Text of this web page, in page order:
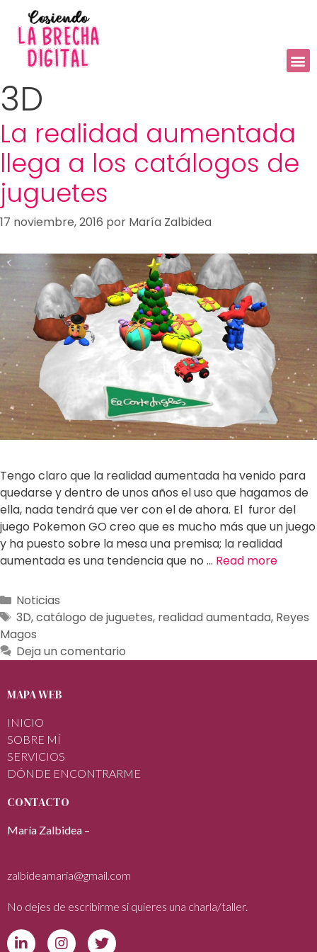
3D
La realidad aumentada
llega a los catálogos de
juguetes
17 noviembre, 2016 por María Zalbidea
Tengo claro que la realidad aumentada ha venido para
quedarse y dentro de unos años el uso que hagamos de
ella, nada tendrá que ver con el de ahora. El furor del
juego Pokemon GO creo que es mucho más que un juego
y ha puesto sobre la mesa una premisa; la realidad
aumentada es una tendencia que no … Read more
Noticias
3D,catálogo de juguetes, realidad aumentada, Reyes
Magos
Deja un comentario
MAPA WEB
INICIO
SOBRE MÍ
SERVICIOS
DÓNDE ENCONTRARME
CONTACTO
María Zalbidea –
zalbideamaria@gmail.com
No dejes de escribirme si quieres una charla/taller.